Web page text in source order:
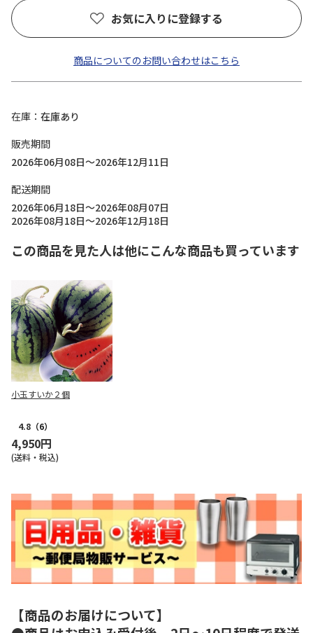
お気に入りに登録する
商品についてのお問い合わせはこちら
在庫
在庫あり
販売期間
2026年06月08日～2026年12月11日
配送期間
2026年06月18日～2026年08月07日
2026年08月18日～2026年12月18日
この商品を見た人は他にこんな商品も買っています
小玉すいか２個
4.8 （6）
4,950円
(送料・税込)
【商品のお届けについて】